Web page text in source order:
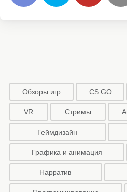
Обзоры игр CS:GO
VR Стримы
Геймдизайн
Графика и анимация
Нарратив